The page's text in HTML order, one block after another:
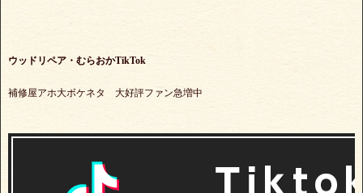
ウッドリペア・むらおかTikTok
補修屋アホ大ボケネタ 大好評ファン急増中